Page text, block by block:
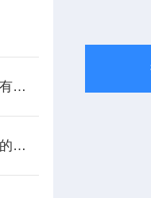
全自动微量分液仪适用的板有哪些
全自动微量分液仪可以分液的物料